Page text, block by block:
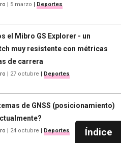
| 5 marzo | Deportes
el Mibro GS Explorer - un
muy resistente con métricas
de carrera
| 27 octubre | Deportes
de GNSS (posicionamiento)
| 24 octubre | Deportes Índice